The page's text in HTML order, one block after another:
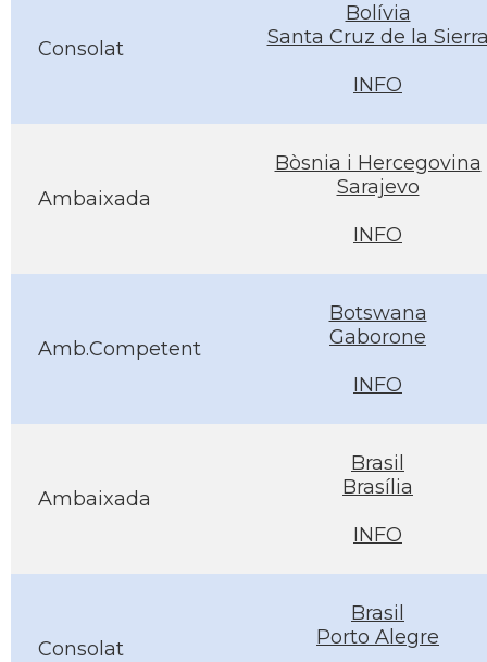
Consolat
Bolívia
Santa Cruz de la
INFO
Ambaixada
Bòsnia i Hercegovina
Sarajevo
INFO
Amb.Competent
Botswana
Gaborone
INFO
Ambaixada
Brasil
Brasília
INFO
Consolat
Brasil
Porto Alegre